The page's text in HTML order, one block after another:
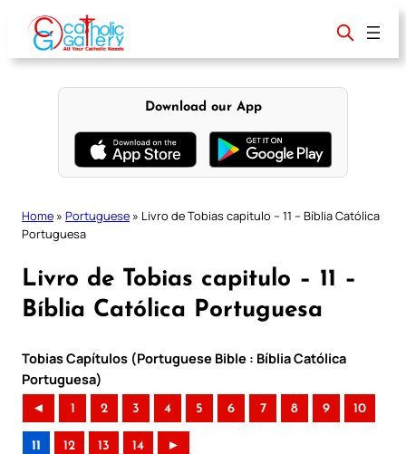
content
Download our App
Home » Portuguese » Livro de Tobias capitulo – 11 – Bíblia Católica
Portuguesa
Livro de Tobias capitulo – 11 –
Bíblia Católica Portuguesa
Tobias Capítulos (Portuguese Bible : Bíblia Católica
Portuguesa)
◄ 1 2 3 4 5 6 7 8 9 10
11 12 13 14 ►